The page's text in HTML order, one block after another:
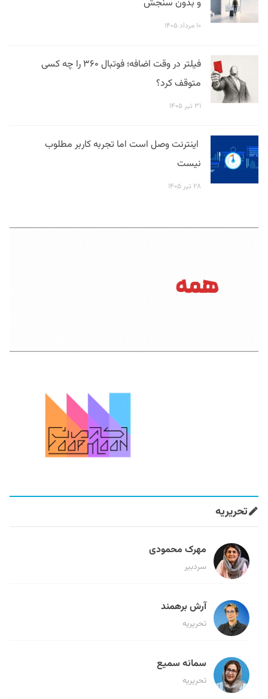
و بدون سنجش
۱۰ مرداد ۱۴۰۵
فیلتر در وقت اضافه؛ فوتبال ۳۶۰ را چه کسی
متوقف کرد؟
۳۱ تیر ۱۴۰۵
اینترنت وصل است اما تجربه کاربر مطلوب
نیست
۲۸ تیر ۱۴۰۵
تحریریه
مهرک محمودی
سردبیر
آرش برهمند
تحریریه
سمانه سمیع
تحریریه